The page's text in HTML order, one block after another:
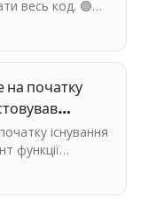
весь код. 🟢
початку
існування
функції
припинили.